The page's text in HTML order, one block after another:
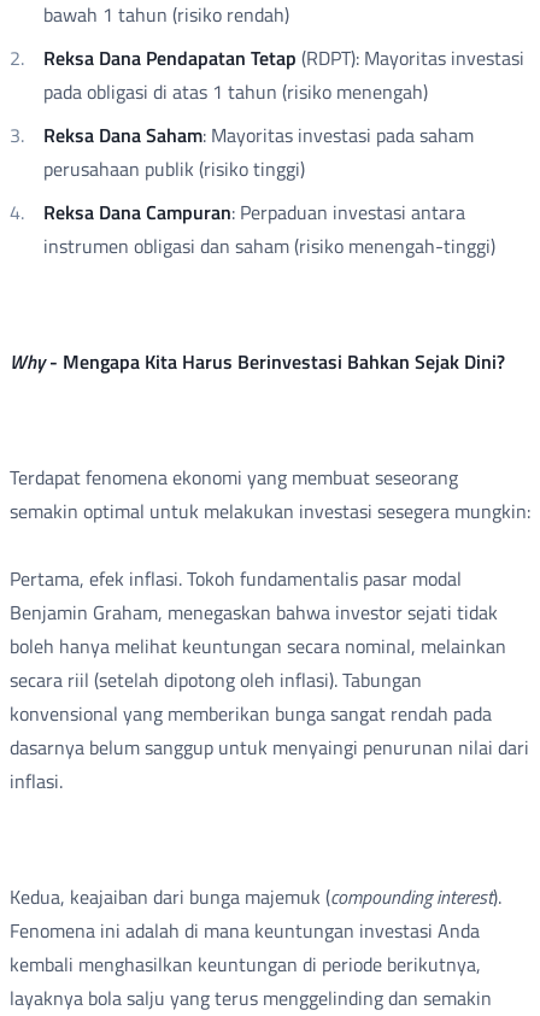
bawah 1 tahun (risiko rendah)
Reksa Dana Pendapatan Tetap (RDPT): Mayoritas investasi
pada obligasi di atas 1 tahun (risiko menengah)
Reksa Dana Saham: Mayoritas investasi pada saham
perusahaan publik (risiko tinggi)
Reksa Dana Campuran: Perpaduan investasi antara
instrumen obligasi dan saham (risiko menengah-tinggi)
Why- Mengapa Kita Harus Berinvestasi Bahkan Sejak Dini?
Terdapat fenomena ekonomi yang membuat seseorang
semakin optimal untuk melakukan investasi sesegera mungkin:
Pertama, efek inflasi. Tokoh fundamentalis pasar modal
Benjamin Graham, menegaskan bahwa investor sejati tidak
boleh hanya melihat keuntungan secara nominal, melainkan
secara riil (setelah dipotong oleh inflasi). Tabungan
konvensional yang memberikan bunga sangat rendah pada
dasarnya belum sanggup untuk menyaingi penurunan nilai dari
inflasi.
Kedua, keajaiban dari bunga majemuk (compounding interest).
Fenomena ini adalah di mana keuntungan investasi Anda
kembali menghasilkan keuntungan di periode berikutnya,
layaknya bola salju yang terus menggelinding dan semakin